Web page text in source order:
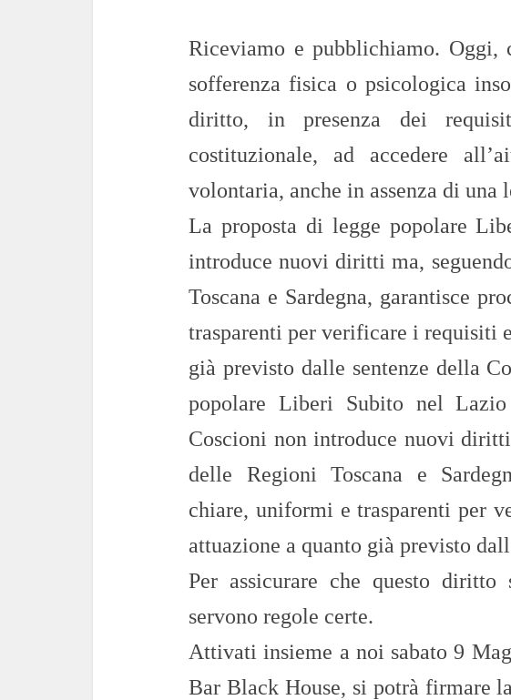
Riceviamo e pubblichiamo. Oggi,
sofferenza fisica o psicologica
diritto, in presenza dei
costituzionale, ad accedere
volontaria, anche in assenza di una
La proposta di legge popolare
introduce nuovi diritti ma,
Toscana e Sardegna, garantisce
trasparenti per verificare i requisiti
già previsto dalle sentenze della
popolare Liberi Subito nel Lazio
Coscioni non introduce nuovi diritti
delle Regioni Toscana e
chiare, uniformi e trasparenti per
attuazione a quanto già previsto
Per assicurare che questo diritto
servono regole certe.
Attivati insieme a noi sabato 9
Bar Black House, si potrà firmare